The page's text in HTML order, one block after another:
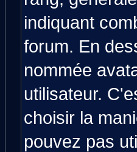
indiquant
forum. En
nommée
utilisateur.
choisir la
pouvez pas